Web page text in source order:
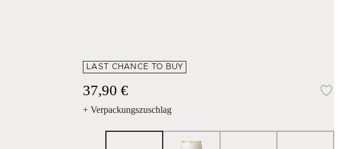
LAST CHANCE TO BUY
37,90 €
+ Verpackungszuschlag